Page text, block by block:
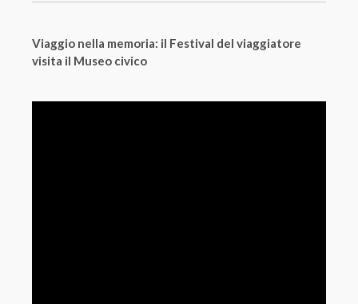
Viaggio nella memoria: il Festival del viaggiatore
visita il Museo civico